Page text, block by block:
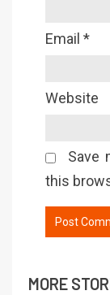
Email *
Website
Save
this
MORE